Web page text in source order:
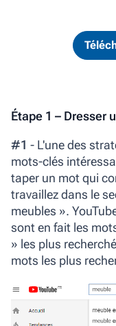
Étape 1 – Dresser
#1 - L'une des
mots-clés
taper un mot qui
travaillez dans le
meubles ».
sont en fait les
» les plus
mots les plus